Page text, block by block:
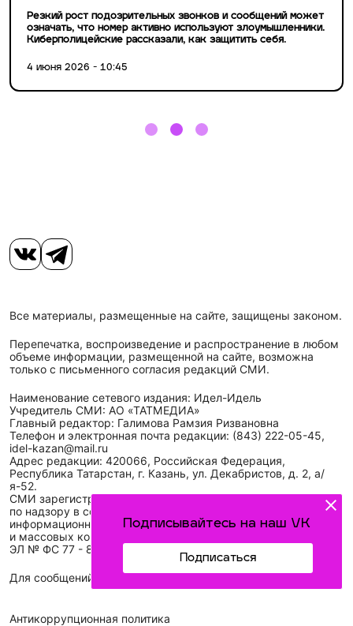
Резкий рост подозрительных звонков и сообщений может
означать, что номер активно используют злоумышленники.
Киберполицейские рассказали, как защитить себя.
4 июня 2026 - 10:45
Подписывайтесь на наш VK
Подписаться
Все материалы, размещенные на сайте, защищены законом.
Перепечатка, воспроизведение и распространение в любом
объеме информации, размещенной на сайте, возможна
только с письменного согласия редакций СМИ.
Наименование сетевого издания: Идел-Идель
Учредитель СМИ: АО «ТАТМЕДИА»
Главный редактор: Галимова Рамзия Ризвановна
Телефон и электронная почта редакции: (843) 222-05-45,
idel-kazan@mail.ru
Адрес редакции: 420066, Российская Федерация,
Республика Татарстан, г. Казань, ул. Декабристов, д. 2, а/
я-52.
СМИ зарегистрировано Федеральной службой
по надзору в сфере связи,
информационных технологий
и массовых коммуникаций (Роскомнадзор)
ЭЛ № ФС 77 - 89431 от 14.05.2025
Для сообщений о фактах коррупции: idel-kazan@mail.ru
Антикоррупционная политика